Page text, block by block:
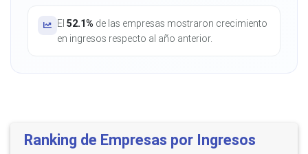
El 52.1% de las empresas mostraron crecimiento
en ingresos respecto al año anterior.
Ranking de Empresas por Ingresos